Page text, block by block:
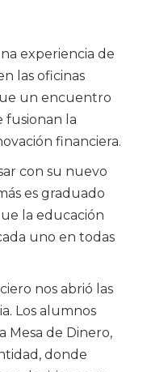
experiencia de
las oficinas
un encuentro
fusionan la
financiera.
con su nuevo
es graduado
la educación
uno en todas
nos abrió las
Los alumnos
Mesa de Dinero,
donde